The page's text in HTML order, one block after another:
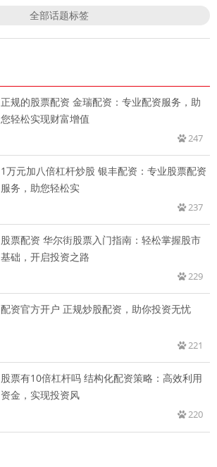
全部话题标签
正规的股票配资 金瑞配资：专业配资服务，助
您轻松实现财富增值
247
1万元加八倍杠杆炒股 银丰配资：专业股票配资
服务，助您轻松实
237
股票配资 华尔街股票入门指南：轻松掌握股市
基础，开启投资之路
229
配资官方开户 正规炒股配资，助你投资无忧
221
股票有10倍杠杆吗 结构化配资策略：高效利用
资金，实现投资风
220